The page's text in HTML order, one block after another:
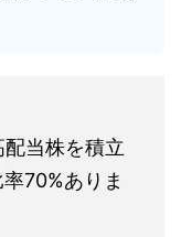
当株を積立
70%ありま